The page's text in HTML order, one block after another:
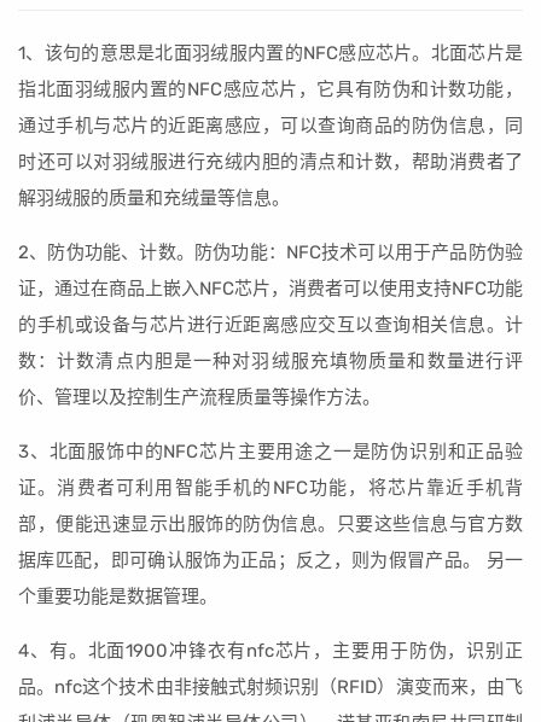
1、该句的意思是北面羽绒服内置的NFC感应芯片。北面芯片是
指北面羽绒服内置的NFC感应芯片，它具有防伪和计数功能，
通过手机与芯片的近距离感应，可以查询商品的防伪信息，同
时还可以对羽绒服进行充绒内胆的清点和计数，帮助消费者了
解羽绒服的质量和充绒量等信息。
2、防伪功能、计数。防伪功能：NFC技术可以用于产品防伪验
证，通过在商品上嵌入NFC芯片，消费者可以使用支持NFC功能
的手机或设备与芯片进行近距离感应交互以查询相关信息。计
数：计数清点内胆是一种对羽绒服充填物质量和数量进行评
价、管理以及控制生产流程质量等操作方法。
3、北面服饰中的NFC芯片主要用途之一是防伪识别和正品验
证。消费者可利用智能手机的NFC功能，将芯片靠近手机背
部，便能迅速显示出服饰的防伪信息。只要这些信息与官方数
据库匹配，即可确认服饰为正品；反之，则为假冒产品。 另一
个重要功能是数据管理。
4、有。北面1900冲锋衣有nfc芯片，主要用于防伪，识别正
品。nfc这个技术由非接触式射频识别（RFID）演变而来，由飞